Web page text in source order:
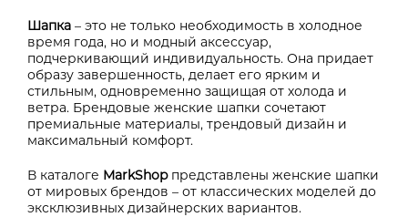
Шапка – это не только необходимость в холодное
время года, но и модный аксессуар,
подчеркивающий индивидуальность. Она придает
образу завершенность, делает его ярким и
стильным, одновременно защищая от холода и
ветра. Брендовые женские шапки сочетают
премиальные материалы, трендовый дизайн и
максимальный комфорт.
В каталоге MarkShopпредставлены женские шапки
от мировых брендов – от классических моделей до
эксклюзивных дизайнерских вариантов.